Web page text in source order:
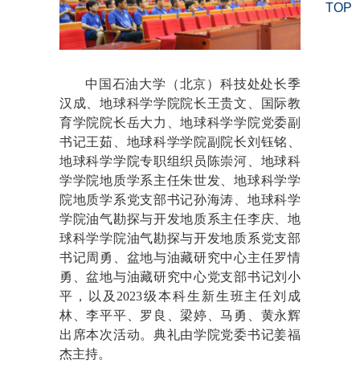
中国石油大学（北京）科技处处长季
汉成、地球科学学院院长王贵文、国际教
育学院院长岳大力、地球科学学院党委副
书记王茹、地球科学学院副院长刘钰铭、
地球科学学院专职组织员陈崇河、地球科
学学院地质学系主任朱世发、地球科学学
院地质学系党支部书记孙海涛、地球科学
学院油气勘探与开发地质系主任李庆、地
球科学学院油气勘探与开发地质系党支部
书记周勇、盆地与油藏研究中心主任罗情
勇、盆地与油藏研究中心党支部书记刘小
平，以及2023级本科生新生班主任刘成
林、李平平、罗良、梁婷、马勇、黄永辉
出席本次活动。典礼由学院党委书记姜福
杰主持。
TOP